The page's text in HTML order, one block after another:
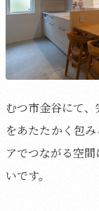
むつ市金谷にて
をあたたかく包
アでつながる空
いです。